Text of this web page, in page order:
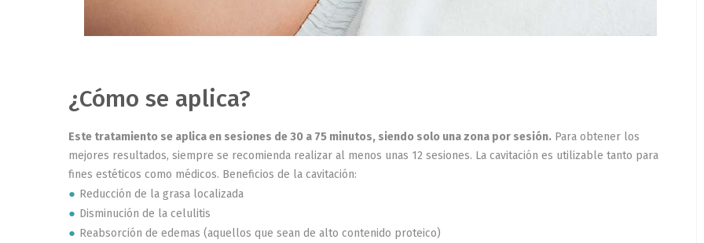
¿Cómo se aplica?
Este tratamiento se aplica en sesiones de 30 a 75 minutos, siendo solo una zona por sesión. Para obtener los
mejores resultados, siempre se recomienda realizar al menos unas 12 sesiones. La cavitación es utilizable tanto para
fines estéticos como médicos. Beneficios de la cavitación:
Reducción de la grasa localizada
Disminución de la celulitis
Reabsorción de edemas (aquellos que sean de alto contenido proteico)